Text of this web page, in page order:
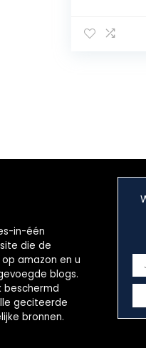
Leuke
in-één
die de
amazon en u
blogs.
beschermd
geciteerde
bronnen.